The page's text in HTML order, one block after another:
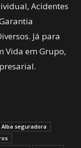
Acidentes
Já para
Vida em Grupo,
Alba seguradora